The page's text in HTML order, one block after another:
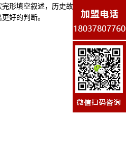
形填空叙述，历史故
好的判断。